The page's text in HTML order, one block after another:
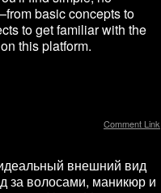
basic concepts to
to get familiar with the
this platform.
Comment Link
внешний вид
за волосами, маникюр и